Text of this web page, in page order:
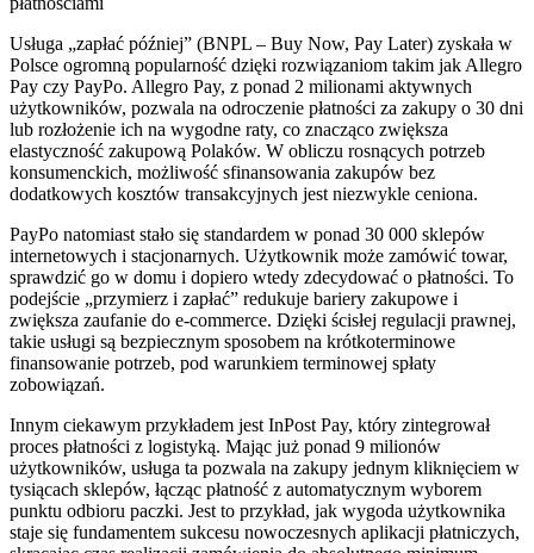
Usługa „zapłać później” (BNPL – Buy Now, Pay Later) zyskała w
Polsce ogromną popularność dzięki rozwiązaniom takim jak Allegro
Pay czy PayPo. Allegro Pay, z ponad 2 milionami aktywnych
użytkowników, pozwala na odroczenie płatności za zakupy o 30 dni
lub rozłożenie ich na wygodne raty, co znacząco zwiększa
elastyczność zakupową Polaków. W obliczu rosnących potrzeb
konsumenckich, możliwość sfinansowania zakupów bez
dodatkowych kosztów transakcyjnych jest niezwykle ceniona.
PayPo natomiast stało się standardem w ponad 30 000 sklepów
internetowych i stacjonarnych. Użytkownik może zamówić towar,
sprawdzić go w domu i dopiero wtedy zdecydować o płatności. To
podejście „przymierz i zapłać” redukuje bariery zakupowe i
zwiększa zaufanie do e-commerce. Dzięki ścisłej regulacji prawnej,
takie usługi są bezpiecznym sposobem na krótkoterminowe
finansowanie potrzeb, pod warunkiem terminowej spłaty
zobowiązań.
Innym ciekawym przykładem jest InPost Pay, który zintegrował
proces płatności z logistyką. Mając już ponad 9 milionów
użytkowników, usługa ta pozwala na zakupy jednym kliknięciem w
tysiącach sklepów, łącząc płatność z automatycznym wyborem
punktu odbioru paczki. Jest to przykład, jak wygoda użytkownika
staje się fundamentem sukcesu nowoczesnych aplikacji płatniczych,